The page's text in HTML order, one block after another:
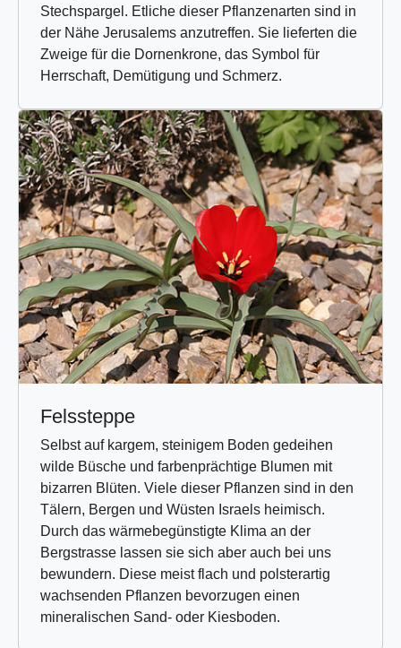
Stechspargel. Etliche dieser Pflanzenarten sind in
der Nähe Jerusalems anzutreffen. Sie lieferten die
Zweige für die Dornenkrone, das Symbol für
Herrschaft, Demütigung und Schmerz.
Felssteppe
Selbst auf kargem, steinigem Boden gedeihen
wilde Büsche und farbenprächtige Blumen mit
bizarren Blüten. Viele dieser Pflanzen sind in den
Tälern, Bergen und Wüsten Israels heimisch.
Durch das wärmebegünstigte Klima an der
Bergstrasse lassen sie sich aber auch bei uns
bewundern. Diese meist flach und polsterartig
wachsenden Pflanzen bevorzugen einen
mineralischen Sand- oder Kiesboden.